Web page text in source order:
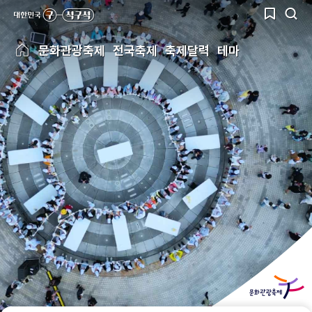
문화관광축제 전국축제 축제달력 테마